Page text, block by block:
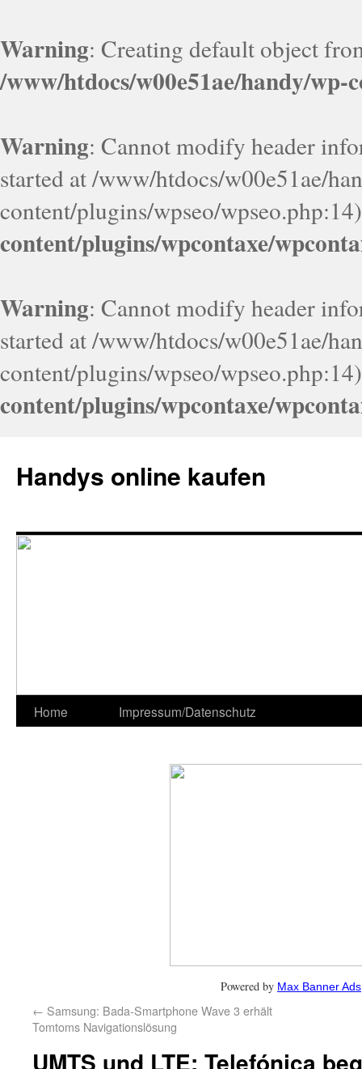
Warning: Creating default object
/www/htdocs/w00e51ae/handy/wp-
Warning: Cannot modify header
started at /www/htdocs/w00e51ae/
content/plugins/wpseo/
content/plugins/wpcontaxe/
Warning: Cannot modify header
started at /www/htdocs/w00e51ae/
content/plugins/wpseo/
content/plugins/wpcontaxe/
Handys online kaufen
Home Impressum/Datenschutz
Powered by Max Banner Ads
← Samsung: Bada-Smartphone Wave 3 erhält
Tomtoms Navigationslösung
UMTS und LTE: Telefónica